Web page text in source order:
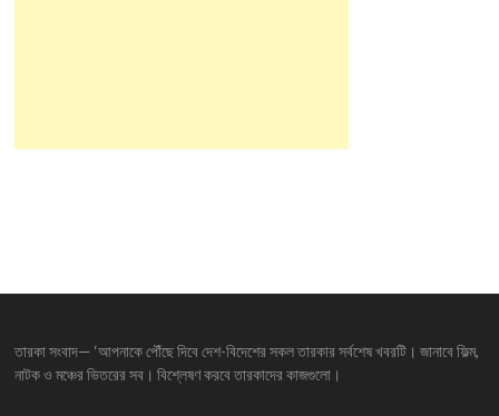
তারকা সংবাদ— ‘আপনাকে পৌঁছে দিবে দেশ-বিদেশের সকল তারকার সর্বশেষ খবরটি। জানাবে ফিল্ম,
নাটক ও মঞ্চের ভিতরের সব। বিশ্লেষণ করবে তারকাদের কাজগুলো।